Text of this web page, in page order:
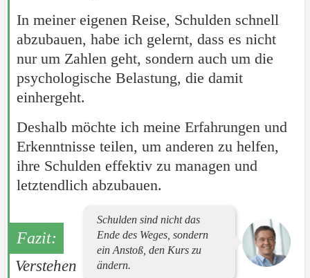
In meiner eigenen Reise, Schulden schnell
abzubauen, habe ich gelernt, dass es nicht
nur um Zahlen geht, sondern auch um die
psychologische Belastung, die damit
einhergeht.
Deshalb möchte ich meine Erfahrungen und
Erkenntnisse teilen, um anderen zu helfen,
ihre Schulden effektiv zu managen und
letztendlich abzubauen.
Schulden sind nicht das
Ende des Weges, sondern
ein Anstoß, den Kurs zu
ändern.
Verstehen